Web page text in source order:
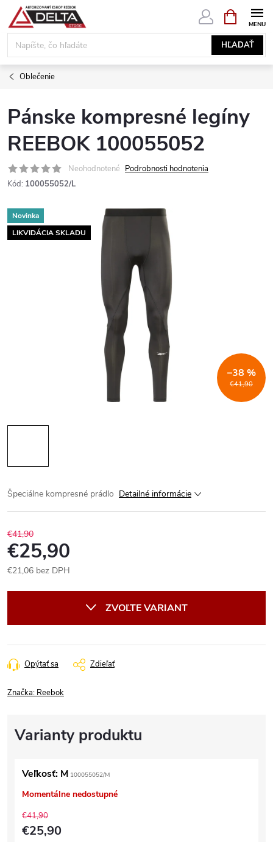
Prejsť
obsah
HĽADAŤ
KOŠÍK
Oblečenie
Pánske kompresné legíny
REEBOK 100055052
Neohodnotené Podrobnosti hodnotenia
Kód: 100055052/L
Novinka
LIKVIDÁCIA SKLADU
€41,90
–38 %
Špeciálne kompresné prádlo Detailné informácie
€41,90
€25,90
€21,06 bez DPH
ZVOĽTE VARIANT
Opýtať sa Zdieľať
Značka: Reebok
Veľkosť: M 100055052/M
Momentálne nedostupné
€41,90
€25,90